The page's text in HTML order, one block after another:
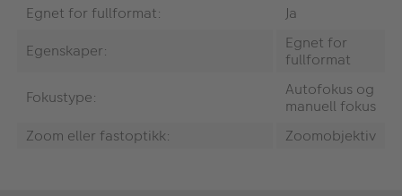
Egnet for fullformat:
Ja
Egenskaper:
Egnet for
fullformat
Fokustype:
Autofokus og
manuell fokus
Zoom eller fastoptikk:
Zoomobjektiv